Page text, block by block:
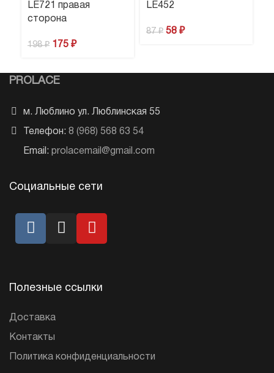
LE721 правая
сторона
198₽ 175 ₽
LE452
87₽ 58 ₽
PROLACE
м. Люблино ул. Люблинская 55
Телефон: 8 (968) 568 63 54
Email: prolacemail@gmail.com
Социальные сети
Полезные ссылки
Доставка
Контакты
Политика конфиденциальности